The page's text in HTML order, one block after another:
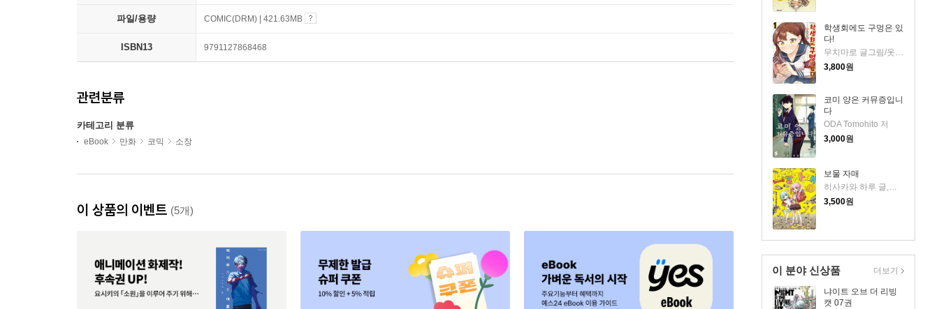
학생회에도 구멍은 있
다!
무치마로 글그림/옷무 역
3,800원
코미 양은 커뮤증입니
다
ODA Tomohito 저
3,000원
보물 자매
3,500원
이 분야 신상품
냐이트 오브 더 리빙
캣 07권
더보기
파일/용량 COMIC(DRM) | 421.63MB
ISBN13 9791127868468
관련분류
카테고리 분류
eBook 만화 코믹 소장
이 상품의 이벤트 (5개)